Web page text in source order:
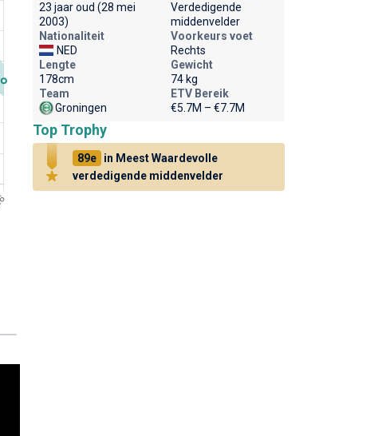
23 jaar oud (28 mei
2003)
Verdedigende
middenvelder
Nationaliteit
NED
Voorkeurs voet
Rechts
Lengte
178cm
Gewicht
74 kg
Team
Groningen
ETV Bereik
€5.7M – €7.7M
Top Trophy
89e
in Meest Waardevolle
verdedigende middenvelder